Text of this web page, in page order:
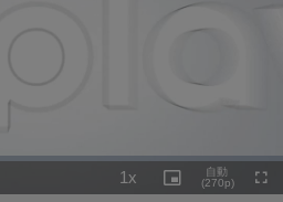
1x
Rate
Picture-
in-
自動
(270p)